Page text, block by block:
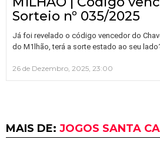
Sorteio nº 035/2025
Já foi revelado o código vencedor do
do M1lhão, terá a sorte estado ao seu
26 de Dezembro, 2025, 23:00
MAIS DE: JOGOS SANTA